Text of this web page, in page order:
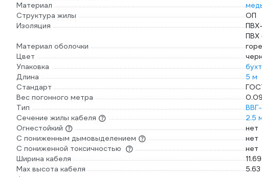
Материал
Структура жилы
ОП
Изоляция
Материал оболочки
ПВХ
Цвет
Упаковка
Длина
5 м
Стандарт
Вес погонного метра
Тип
Сечение жилы кабеля
2.5
Огнестойкий
нет
С пониженным дымовыделением
нет
С пониженной токсичностью
нет
Ширина кабеля
Мах высота кабеля